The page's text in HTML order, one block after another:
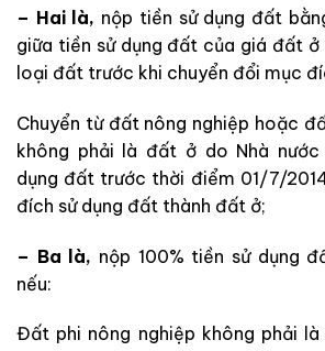
– Hai là, nộp tiền sử dụng đất
giữa tiền sử dụng đất của giá đất
loại đất trước khi chuyển đổi mục
Chuyển từ đất nông nghiệp hoặc
không phải là đất ở do Nhà
dụng đất trước thời điểm 01/7/
đích sử dụng đất thành đất ở;
– Ba là, nộp 100% tiền sử dụng
nếu:
Đất phi nông nghiệp không phải